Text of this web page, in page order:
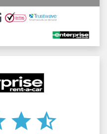
star star_half